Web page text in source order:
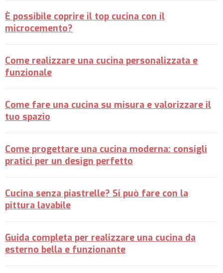
È possibile coprire il top cucina con il
microcemento?
Come realizzare una cucina personalizzata e
funzionale
Come fare una cucina su misura e valorizzare il
tuo spazio
Come progettare una cucina moderna: consigli
pratici per un design perfetto
Cucina senza piastrelle? Si può fare con la
pittura lavabile
Guida completa per realizzare una cucina da
esterno bella e funzionante